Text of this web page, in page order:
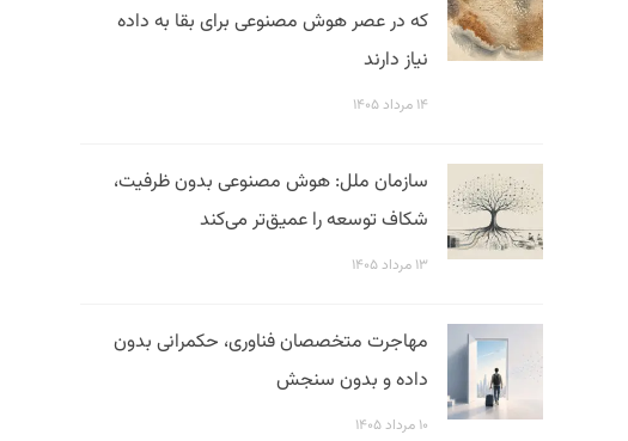
که در عصر هوش مصنوعی برای بقا به داده
نیاز دارند
۱۴ مرداد ۱۴۰۵
سازمان ملل: هوش مصنوعی بدون ظرفیت،
شکاف توسعه را عمیق‌تر می‌کند
۱۳ مرداد ۱۴۰۵
مهاجرت متخصصان فناوری، حکمرانی بدون
داده و بدون سنجش
۱۰ مرداد ۱۴۰۵